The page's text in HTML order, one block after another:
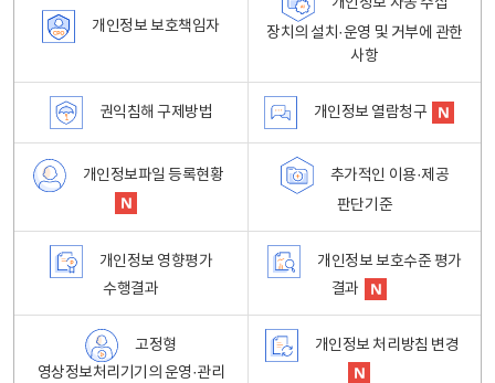
개인정보 보호책임자
장치의 설치·운영 및 거부에 관한
사항
권익침해 구제방법 개인정보 열람청구
개인정보파일 등록현황
추가적인 이용·제공
판단기준
개인정보 영향평가
수행결과
개인정보 보호수준 평가
결과
고정형
영상정보처리기기의 운영·관리
개인정보 처리방침 변경